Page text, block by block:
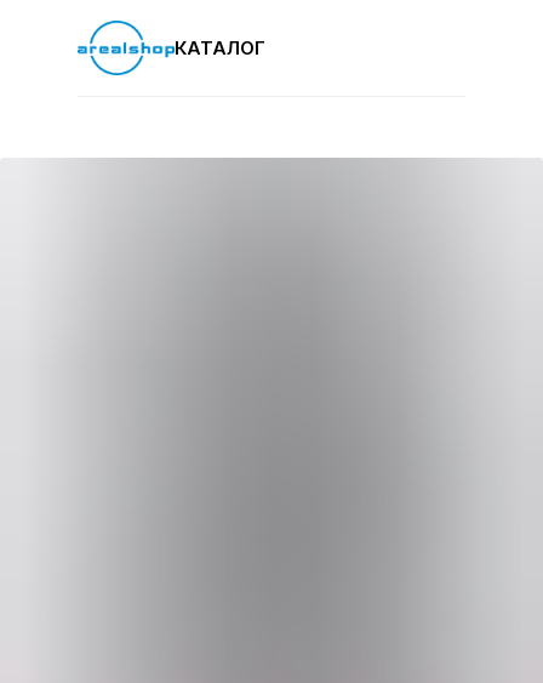
КАТАЛОГ